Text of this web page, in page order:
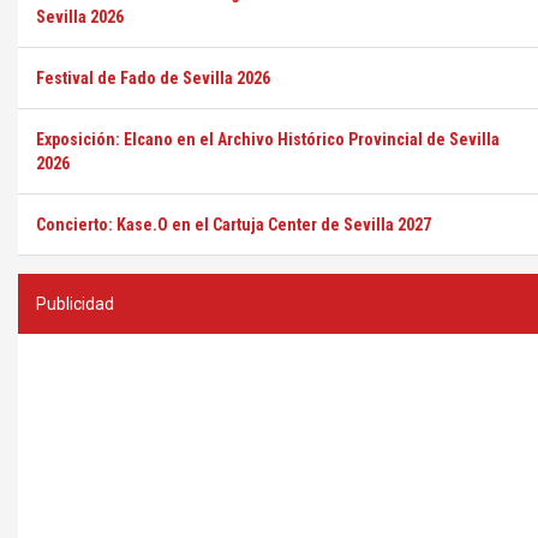
Sevilla 2026
Festival de Fado de Sevilla 2026
Exposición: Elcano en el Archivo Histórico Provincial de Sevilla
2026
Concierto: Kase.O en el Cartuja Center de Sevilla 2027
Publicidad